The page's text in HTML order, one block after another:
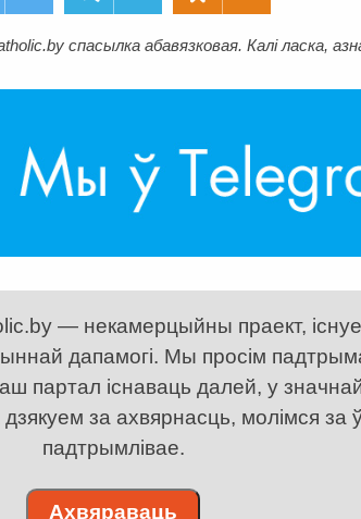
спасылка абавязковая. Калі ласка,
— некамерцыйны праект,
дапамогі. Мы просім
партал існаваць далей, у
за ахвярнасць, молімся за
падтрымлівае.
Ахвяраваць